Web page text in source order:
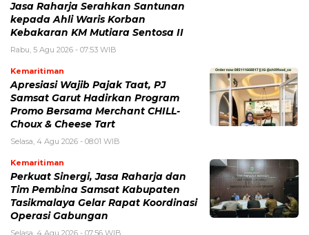
Jasa Raharja Serahkan Santunan
kepada Ahli Waris Korban
Kebakaran KM Mutiara Sentosa II
Rabu, 5 Agu 2026 - 07:53 WIB
Kemaritiman
Apresiasi Wajib Pajak Taat, PJ
Samsat Garut Hadirkan Program
Promo Bersama Merchant CHILL-
Choux & Cheese Tart
Selasa, 4 Agu 2026 - 08:01 WIB
Kemaritiman
Perkuat Sinergi, Jasa Raharja dan
Tim Pembina Samsat Kabupaten
Tasikmalaya Gelar Rapat Koordinasi
Operasi Gabungan
Selasa, 4 Agu 2026 - 07:56 WIB